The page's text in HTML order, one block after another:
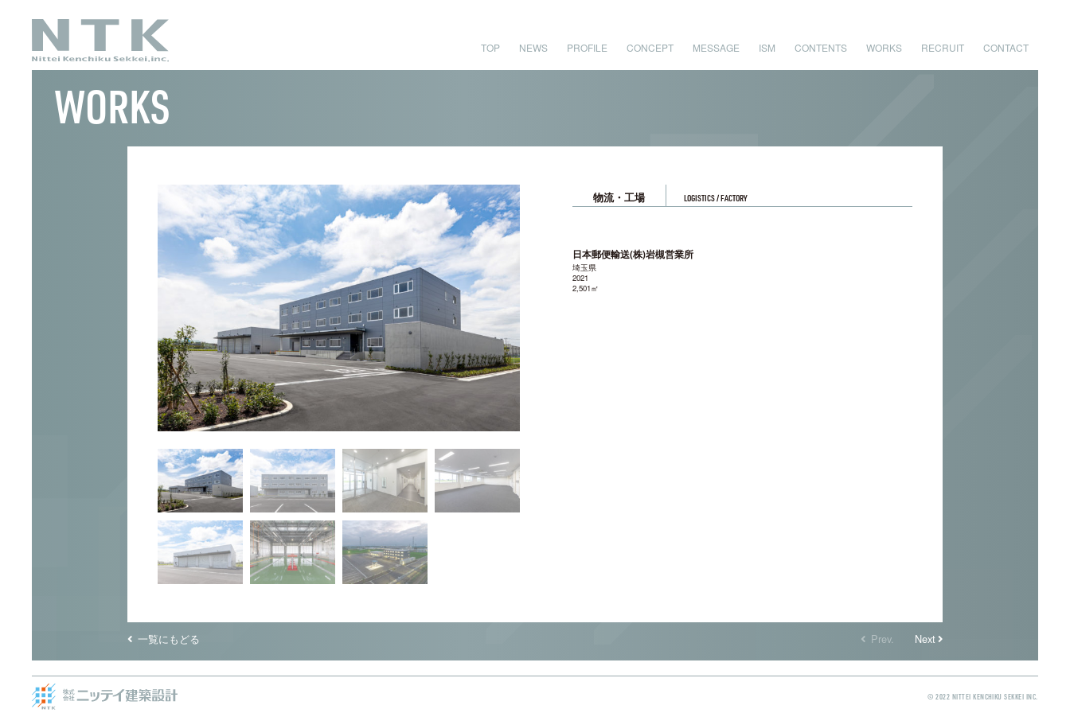
TOP NEWS PROFILE CONCEPT MESSAGE ISM CONTENTS WORKS RECRUIT CONTACT
WORKS
物流・工場 LOGISTICS / FACTORY
日本郵便輸送(株)岩槻営業所
埼玉県
2021
2,501㎡
一覧にもどる Prev. Next
© 2022 NITTEI KENCHIKU SEKKEI INC.